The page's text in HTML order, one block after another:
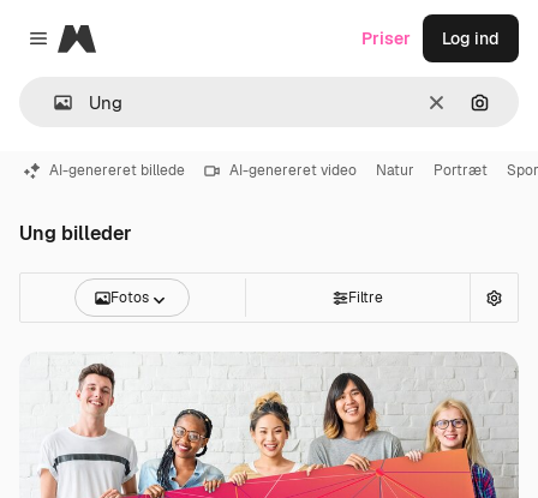
Close menu
Magnific
Klar Søg
Priser Log ind
AI-genereret billede AI-genereret video Natur Portræt
Ung billeder
Fotos Filtre